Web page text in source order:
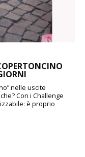
nelle uscite
Con i Challenge
è proprio